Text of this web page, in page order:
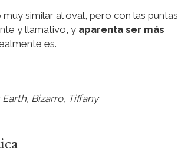
muy similar al oval, pero con las puntas
y llamativo, y aparenta ser más
es.
Bizarro, Tiffany